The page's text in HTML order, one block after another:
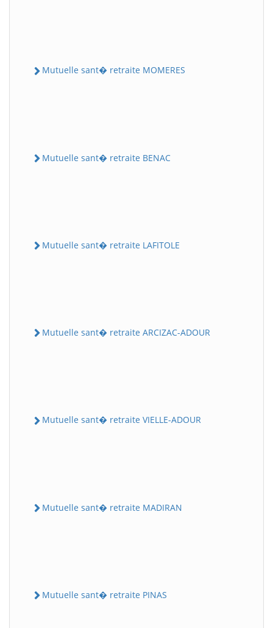
Mutuelle sant� retraite MOMERES
Mutuelle sant� retraite BENAC
Mutuelle sant� retraite LAFITOLE
Mutuelle sant� retraite ARCIZAC-ADOUR
Mutuelle sant� retraite VIELLE-ADOUR
Mutuelle sant� retraite MADIRAN
Mutuelle sant� retraite PINAS